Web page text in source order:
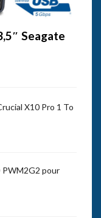
Seagate
X10 Pro 1 To
pour